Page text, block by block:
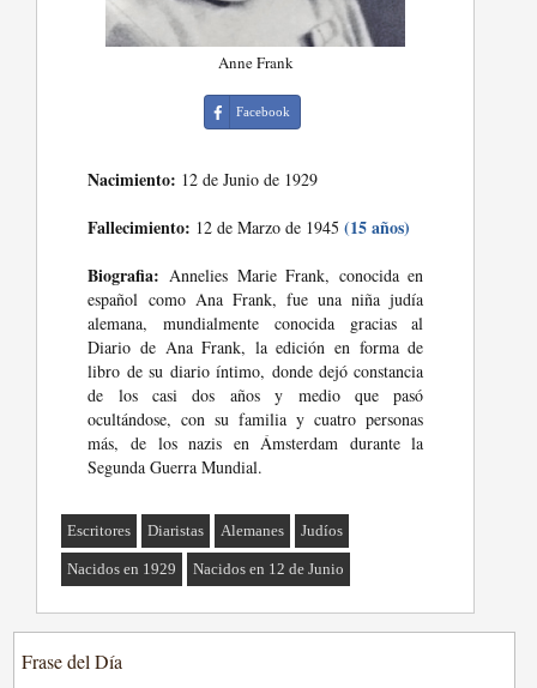
Anne Frank
Facebook
Nacimiento: 12 de Junio de 1929
Fallecimiento: 12 de Marzo de 1945(15 años)
Biografia: Annelies Marie Frank, conocida en
español como Ana Frank, fue una niña judía
alemana, mundialmente conocida gracias al
Diario de Ana Frank, la edición en forma de
libro de su diario íntimo, donde dejó constancia
de los casi dos años y medio que pasó
ocultándose, con su familia y cuatro personas
más, de los nazis en Ámsterdam durante la
Segunda Guerra Mundial.
Escritores Diaristas Alemanes Judíos
Nacidos en 1929 Nacidos en 12 de Junio
Frase del Día